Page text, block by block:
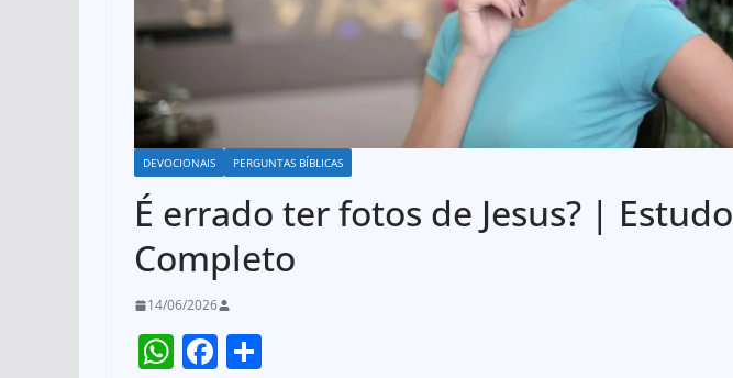
DEVOCIONAIS PERGUNTAS BÍBLICAS
É errado ter fotos de Jesus? | Estudo
Completo
14/06/2026
W F